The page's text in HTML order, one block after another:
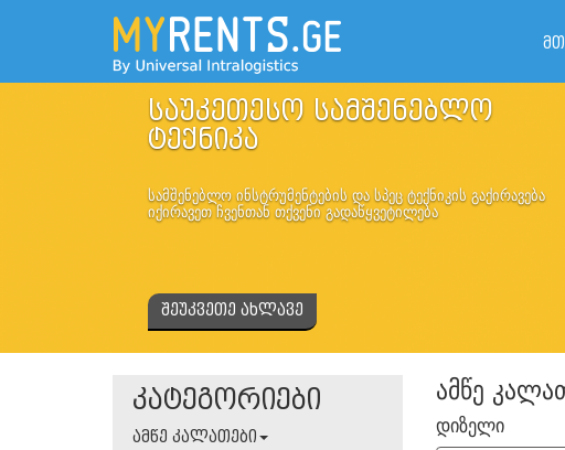
საუკეთესო სამშენებლო
ტექნიკა
სამშენებლო ინსტრუმენტების და სპეც ტექნიკის გაქირავება
იქირავეთ ჩვენთან თქვენი გადაწყვეტილება
შეუკვეთე ახლავე
კატეგორიები
ამწე კალათები
ამწე
დიზელი